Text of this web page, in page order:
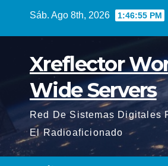
Sáb. Ago 8th, 2026 1:46:56 PM
Xreflector
Wide Servers
Red De Sistemas Digitales
El Radioaficionado